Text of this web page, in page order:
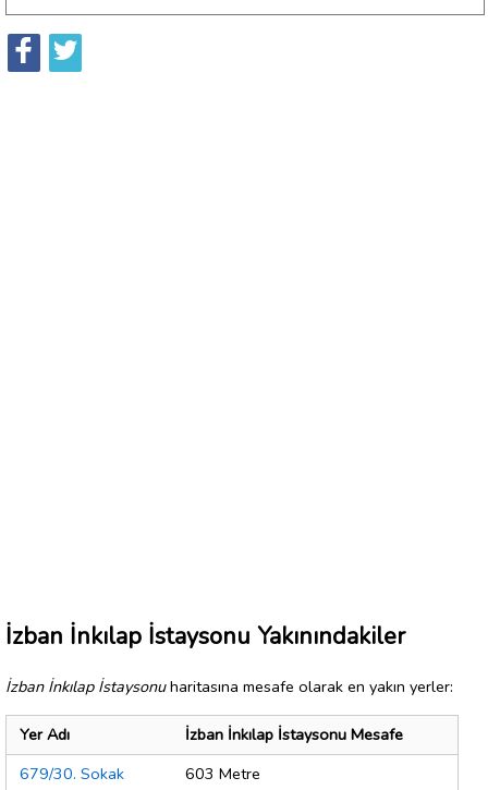
İzban İnkılap İstaysonu Yakınındakiler
İzban İnkılap İstaysonuharitasına mesafe olarak en yakın yerler:
Yer Adı
İzban İnkılap İstaysonu Mesafe
679/30. Sokak
603 Metre